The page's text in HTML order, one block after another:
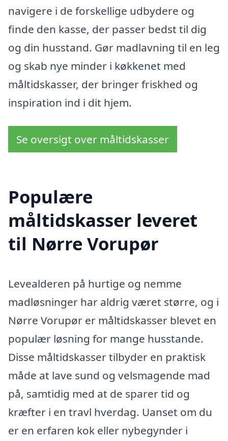
navigere i de forskellige udbydere og
finde den kasse, der passer bedst til dig
og din husstand. Gør madlavning til en leg
og skab nye minder i køkkenet med
måltidskasser, der bringer friskhed og
inspiration ind i dit hjem.
Se oversigt over måltidskasser
Populære
måltidskasser leveret
til Nørre Vorupør
Levealderen på hurtige og nemme
madløsninger har aldrig været større, og i
Nørre Vorupør er måltidskasser blevet en
populær løsning for mange husstande.
Disse måltidskasser tilbyder en praktisk
måde at lave sund og velsmagende mad
på, samtidig med at de sparer tid og
kræfter i en travl hverdag. Uanset om du
er en erfaren kok eller nybegynder i